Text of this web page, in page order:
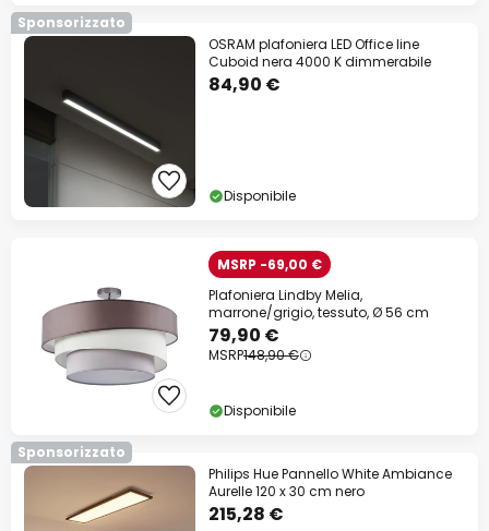
Sponsorizzato
OSRAM plafoniera LED Office line
Cuboid nera 4000 K dimmerabile
84,90 €
Disponibile
MSRP -69,00 €
Plafoniera Lindby Melia,
marrone/grigio, tessuto, Ø 56 cm
79,90 €
MSRP148,90 €
Disponibile
Sponsorizzato
Philips Hue Pannello White Ambiance
Aurelle 120 x 30 cm nero
215,28 €